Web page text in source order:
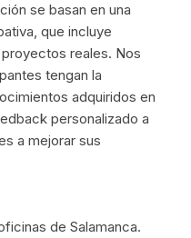
se basan en una
que incluye
reales. Nos
tengan la
adquiridos en
personalizado a
a mejorar sus
de Salamanca.